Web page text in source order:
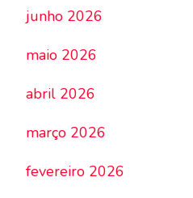
junho 2026
maio 2026
abril 2026
março 2026
fevereiro 2026